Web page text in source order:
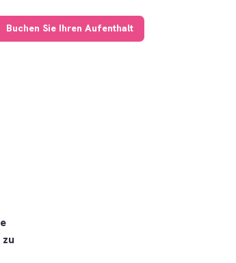
Buchen Sie Ihren Aufenthalt